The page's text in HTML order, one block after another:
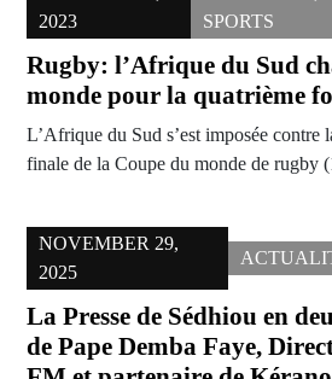
2023
SPORTS
Rugby: l’Afrique du Sud
monde pour la quatrième
L’Afrique du Sud s’est imposée contre
finale de la Coupe du monde de rugby
NOVEMBER 29,
2025
La Presse de Sédhiou en
de Pape Demba Faye,